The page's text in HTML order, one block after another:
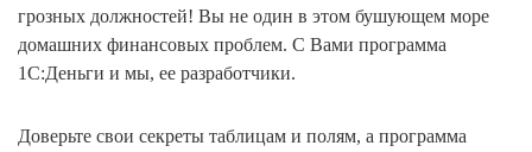
грозных должностей! Вы не один в этом бушующем море
домашних финансовых проблем. С Вами программа
1С:Деньги и мы, ее разработчики.
Доверьте свои секреты таблицам и полям, а программа